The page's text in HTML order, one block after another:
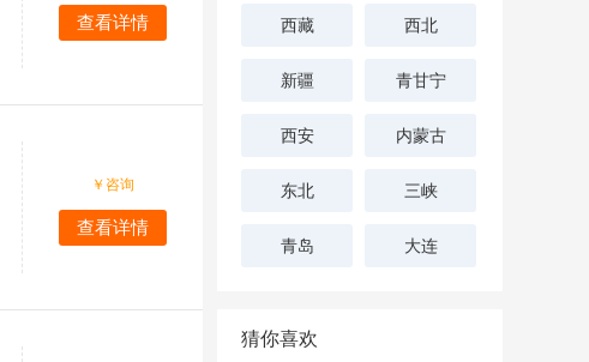
查看详情
￥ 咨询
查看详情
西藏 西北
新疆 青甘宁
西安 内蒙古
东北 三峡
青岛 大连
猜你喜欢